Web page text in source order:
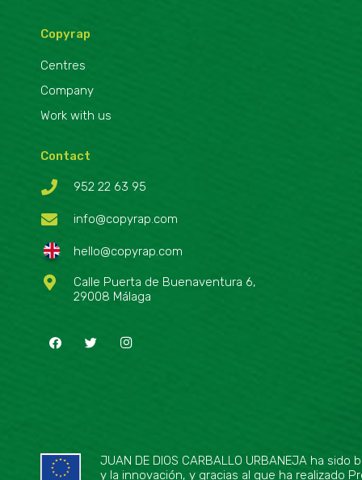
Copyrap
Centres
Company
Work with us
Contact
952 22 63 95
info@copyrap.com
hello@copyrap.com
Calle Puerta de Buenaventura 6,
29008 Málaga
JUAN DE DIOS CARBALLO URBANEJA ha
y la innovación, y gracias al que ha realizado